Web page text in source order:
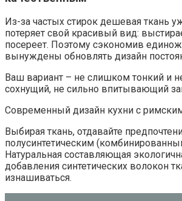
Из-за частых стирок дешевая ткань
потеряет свой красивый вид:
посереет. Поэтому сэкономив
вынуждены обновлять дизайн
Ваш вариант – не слишком тонкий и
сохнущий, не сильно впитывающий
Современный дизайн кухни с
Выбирая ткань, отдавайте
полусинтетическим
Натуральная составляющая
добавления синтетических волокон
изнашиваться.